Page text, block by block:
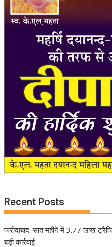
Recent Posts
फरीदाबाद: सात महीने में 3.77 लाख
बड़ी कार्रवाई